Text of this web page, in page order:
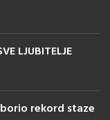
LJUBITELJE
rekord staze